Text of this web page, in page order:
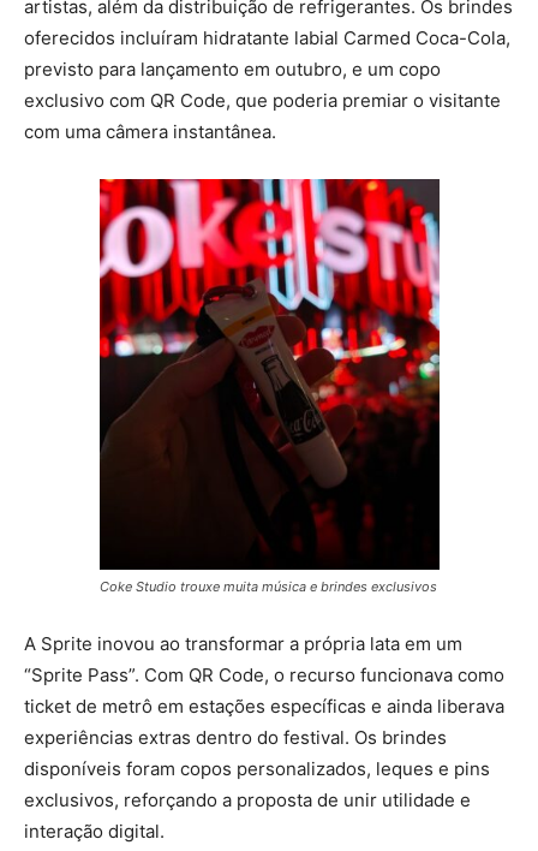
artistas, além da distribuição de refrigerantes. Os brindes
oferecidos incluíram hidratante labial Carmed Coca-Cola,
previsto para lançamento em outubro, e um copo
exclusivo com QR Code, que poderia premiar o visitante
com uma câmera instantânea.
Coke Studio trouxe muita música e brindes exclusivos
A Sprite inovou ao transformar a própria lata em um
“Sprite Pass”. Com QR Code, o recurso funcionava como
ticket de metrô em estações específicas e ainda liberava
experiências extras dentro do festival. Os brindes
disponíveis foram copos personalizados, leques e pins
exclusivos, reforçando a proposta de unir utilidade e
interação digital.